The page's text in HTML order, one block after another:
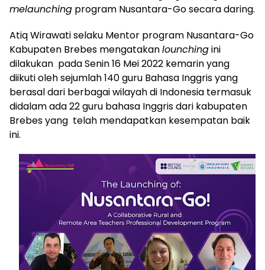
melaunching program Nusantara-Go secara daring.
Atiq Wirawati selaku Mentor program Nusantara-Go
Kabupaten Brebes mengatakanlounchingini
dilakukan pada Senin 16 Mei 2022 kemarin yang
diikuti oleh sejumlah 140 guru Bahasa Inggris yang
berasal dari berbagai wilayah di Indonesia termasuk
didalam ada 22 guru bahasa Inggris dari kabupaten
Brebes yang telah mendapatkan kesempatan baik
ini.